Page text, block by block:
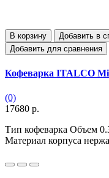
В корзину
Добавить в
Добавить для сравнения
Кофеварка ITALCO
(0)
17680 р.
Тип кофеварка Объем
Материал корпуса